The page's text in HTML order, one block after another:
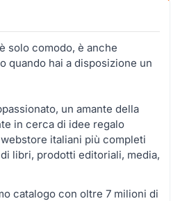
solo comodo, è anche
quando hai a disposizione un
un amante della
in cerca di idee regalo
italiani più completi
libri, prodotti editoriali, media,
catalogo con oltre 7 milioni di